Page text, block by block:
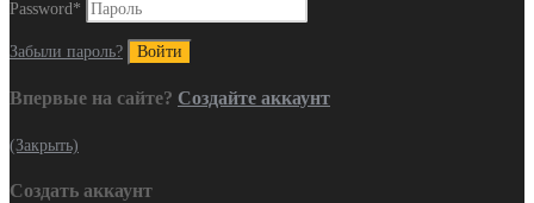
Password *
Забыли пароль?
Впервые на сайте? Создайте аккаунт
(Закрыть)
Создать аккаунт